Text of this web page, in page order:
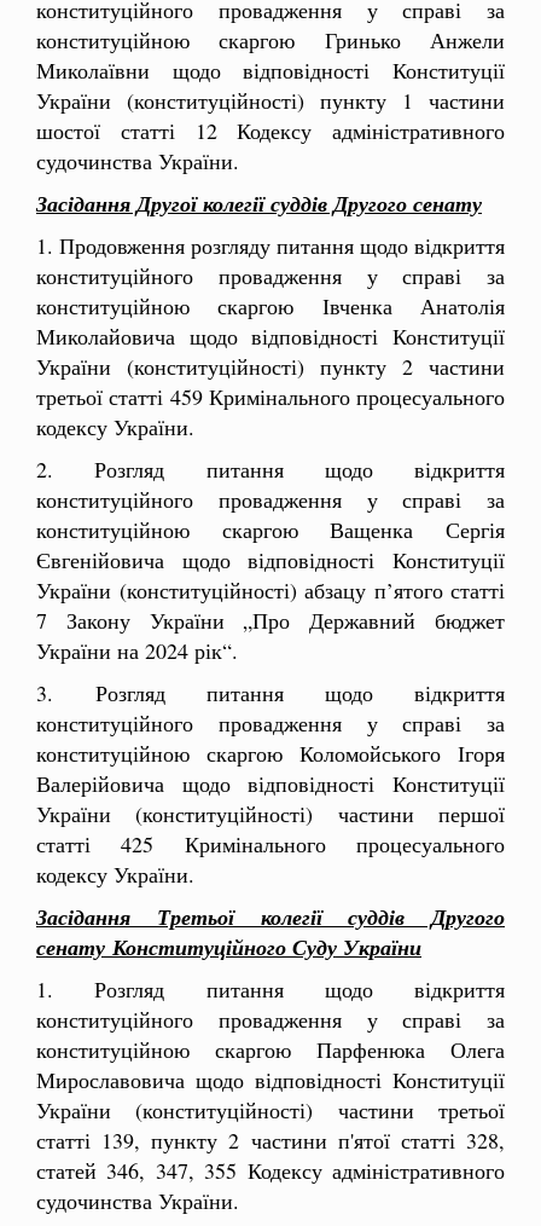
конституційного провадження у справі за
конституційною скаргою Гринько Анжели
Миколаївни щодо відповідності Конституції
України (конституційності) пункту 1 частини
шостої статті 12 Кодексу адміністративного
судочинства України.
Засідання Другої колегії суддів Другого сенату
1. Продовження розгляду питання щодо відкриття
конституційного провадження у справі за
конституційною скаргою Івченка Анатолія
Миколайовича щодо відповідності Конституції
України (конституційності) пункту 2 частини
третьої статті 459 Кримінального процесуального
кодексу України.
2. Розгляд питання щодо відкриття
конституційного провадження у справі за
конституційною скаргою Ващенка Сергія
Євгенійовича щодо відповідності Конституції
України (конституційності) абзацу п’ятого статті
7 Закону України „Про Державний бюджет
України на 2024 рік“.
3. Розгляд питання щодо відкриття
конституційного провадження у справі за
конституційною скаргою Коломойського Ігоря
Валерійовича щодо відповідності Конституції
України (конституційності) частини першої
статті 425 Кримінального процесуального
кодексу України.
Засідання Третьої колегії суддів Другого
сенату Конституційного Суду України
1. Розгляд питання щодо відкриття
конституційного провадження у справі за
конституційною скаргою Парфенюка Олега
Мирославовича щодо відповідності Конституції
України (конституційності) частини третьої
статті 139, пункту 2 частини п'ятої статті 328,
статей 346, 347, 355 Кодексу адміністративного
судочинства України.